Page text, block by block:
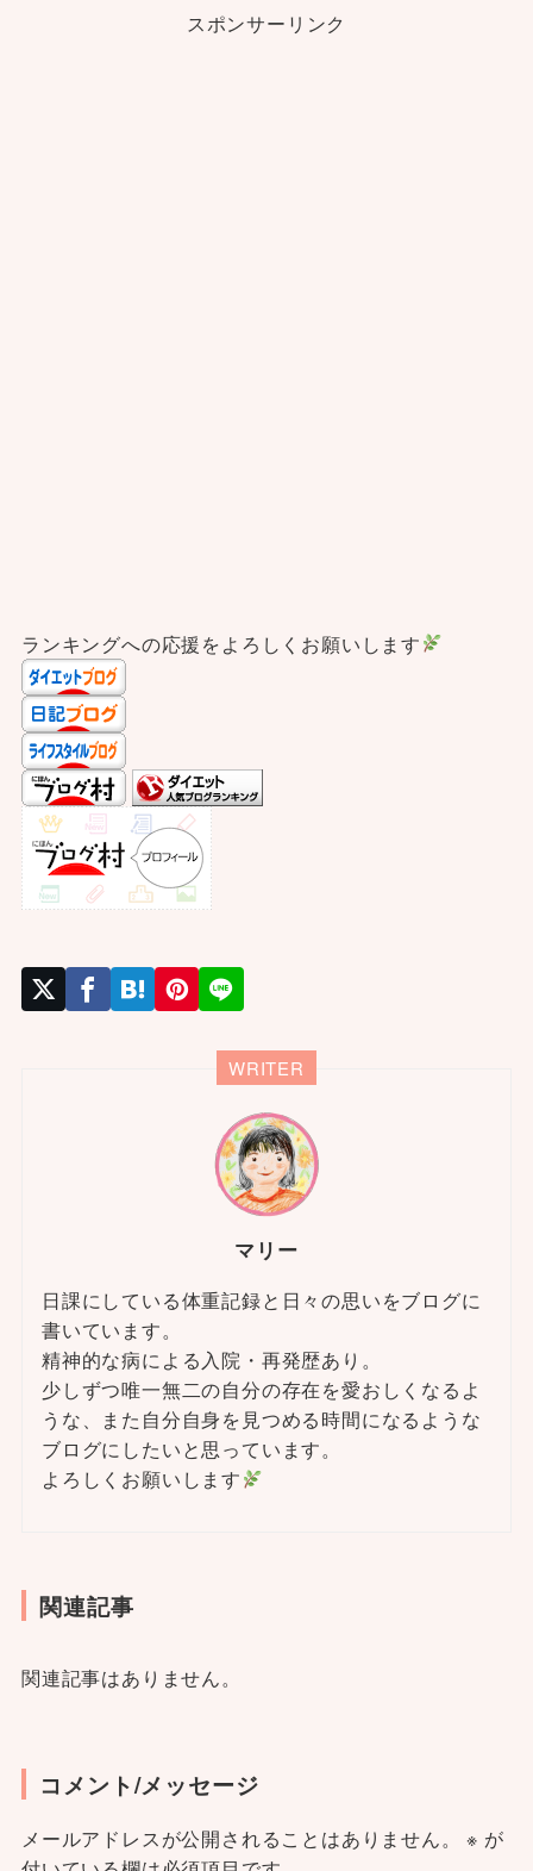
スポンサーリンク
ランキングへの応援をよろしくお願いします
WRITER
マリー
日課にしている体重記録と日々の思いをブログに
書いています。
精神的な病による入院・再発歴あり。
少しずつ唯一無二の自分の存在を愛おしくなるよ
うな、また自分自身を見つめる時間になるような
ブログにしたいと思っています。
よろしくお願いします
関連記事
関連記事はありません。
コメント/メッセージ
メールアドレスが公開されることはありません。 ※ が